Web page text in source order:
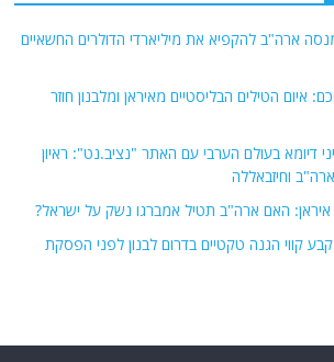
ארה"ב להקפיא את מיליארדי הדולרים החשאיים
הטילים הבליסטיים מאיראן ומלבנון חוזר
דיומא בעולם הערבי עם האתר "נציב.נט": ראיון
האם ארה"ב תטיל אמברגו נשק על ישראל?
קווי הגנה טקטיים בדרום לבנון לפני הפסקת